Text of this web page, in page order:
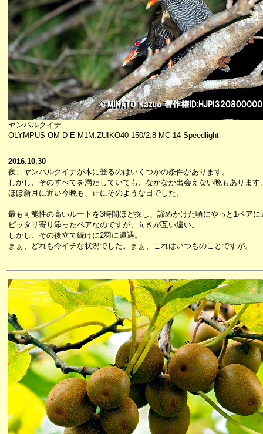
ヤンバルクイナ
OLYMPUS OM-D E-M1M.ZUIKO40-150/2.8 MC-14 Speedlight
2016.10.30
夜、ヤンバルクイナが木に登るのはいくつかの条件があります。
しかし、そのすべてを満たしていても、なかなか出会えない晩もあります
ほぼ新月に近い今晩も、正にそのような日でした。
最も可能性の高いルートを3時間ほど探し、諦めかけた頃にやっと1ペアに
ピッタリ寄り添ったペアなのですが、向きが互い違い。
しかし、その後立て続けに2羽に遭遇。
まぁ、どれも今イチな状況でした。まぁ、これはいつものことですが。